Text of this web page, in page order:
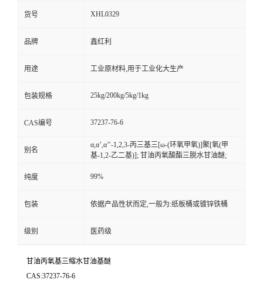
货号 XHL0329
品牌 鑫红利
用途 工业原材料,用于工业化大生产
包装规格 25kg/200kg/5kg/1kg
CAS编号 37237-76-6
别名
α,α’,α’’-1,2,3-丙三基三[ω-(环氧甲氧)]聚[氧(甲
基-1,2-乙二基)]; 甘油丙氧酸酯三脱水甘油醚;
纯度 99%
包装 依据产品性状而定,一般为:纸板桶或镀锌铁桶
级别 医药级
甘油丙氧基三缩水甘油基醚
CAS:37237-76-6